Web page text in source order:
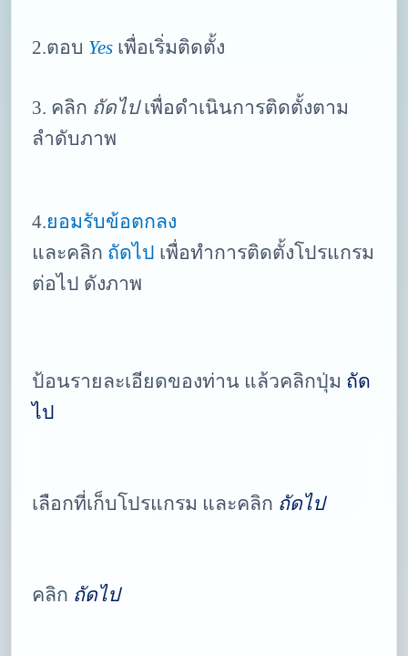
2.ตอบ Yes เพื่อเริ่มติดตั้ง
3. คลิก ถัดไปเพื่อดำเนินการติดตั้งตาม
ลำดับภาพ
4.ยอมรับข้อตกลง
และคลิก ถัดไป เพื่อทำการติดตั้งโปรแกรม
ต่อไป ดังภาพ
ป้อนรายละเอียดของท่าน แล้วคลิกปุ่ม ถัด
ไป
เลือกที่เก็บโปรแกรม และคลิก ถัดไป
คลิก ถัดไป